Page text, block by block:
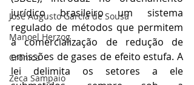
José Augusto Garcia de Sousa
Manoel Herzog
Crônica
Zeca Sampaio
jurídico brasileiro um sistema
regulado de métodos que permitem
a comercialização de redução de
emissões de gases de efeito estufa. A
lei delimita os setores a ele